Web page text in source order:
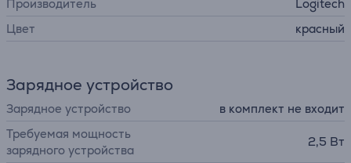
Производитель
Logitech
Цвет
красный
Зарядное устройство
Зарядное устройство
в комплект не входит
Требуемая мощность
зарядного устройства
2,5 Вт